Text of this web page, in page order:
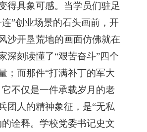
得具象可感。当学员们驻足
”创业场景的石头画前，开
沙开垦荒地的画面仿佛就在
深刻读懂了“艰苦奋斗”四个
；而那件“打满补丁的军大
不仅是一件承载岁月的老
团人的精神象征，是“无私
诠释。学校党委书记史文